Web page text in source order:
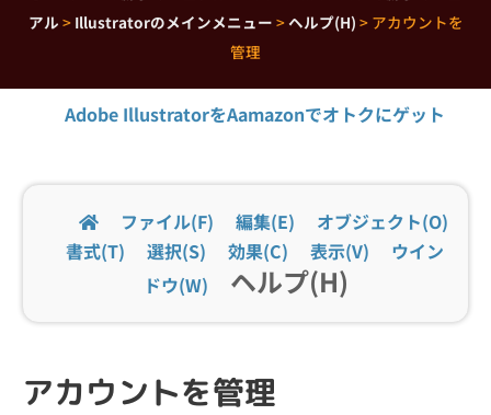
アル > Illustratorのメインメニュー >ヘルプ(H) > アカウントを
管理
Adobe IllustratorをAamazonでオトクにゲット
ファイル(F) 編集(E)
オブジェクト(O)
書式(T)
選択(S) 効果(C) 表示(V)
ウイン
ドウ(W)
ヘルプ(H)
アカウントを管理